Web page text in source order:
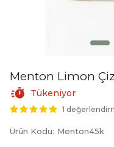
Menton Limon
Tükeniyor
1
Ürün Kodu: Menton45k